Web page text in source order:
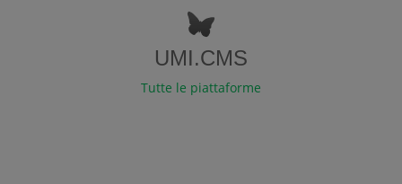
UMI.CMS
Tutte le piattaforme